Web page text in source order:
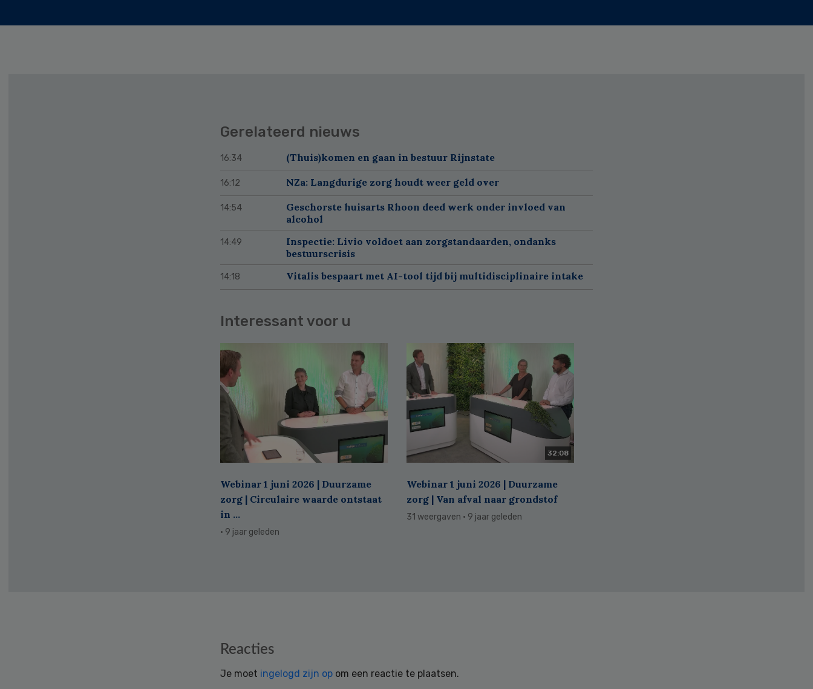
Gerelateerd nieuws
16:34 (Thuis)komen en gaan in bestuur Rijnstate
16:12 NZa: Langdurige zorg houdt weer geld over
14:54
Geschorste huisarts Rhoon deed werk onder invloed van
alcohol
14:49
Inspectie: Livio voldoet aan zorgstandaarden, ondanks
bestuurscrisis
14:18 Vitalis bespaart met AI-tool tijd bij multidisciplinaire intake
Interessant voor u
Webinar 1 juni 2026 | Duurzame
zorg | Circulaire waarde ontstaat
in ...
· 9 jaar geleden
32:08
Webinar 1 juni 2026 | Duurzame
zorg | Van afval naar grondstof
31 weergaven · 9 jaar geleden
Reacties
Je moet ingelogd zijn op om een reactie te plaatsen.